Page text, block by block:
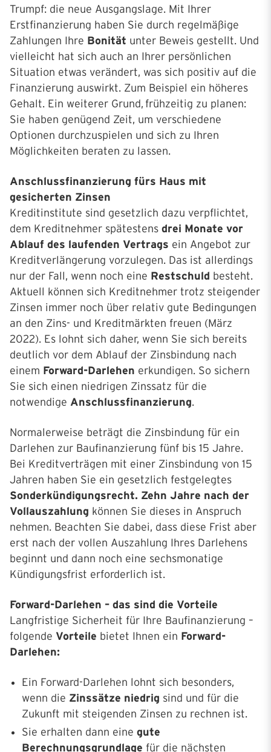
Trumpf: die neue Ausgangslage. Mit Ihrer
Erstfinanzierung haben Sie durch regelmäßige
Zahlungen Ihre Bonität unter Beweis gestellt. Und
vielleicht hat sich auch an Ihrer persönlichen
Situation etwas verändert, was sich positiv auf die
Finanzierung auswirkt. Zum Beispiel ein höheres
Gehalt. Ein weiterer Grund, frühzeitig zu planen:
Sie haben genügend Zeit, um verschiedene
Optionen durchzuspielen und sich zu Ihren
Möglichkeiten beraten zu lassen.
Anschlussfinanzierung fürs Haus mit
gesicherten Zinsen
Kreditinstitute sind gesetzlich dazu verpflichtet,
dem Kreditnehmer spätestens drei Monate vor
Ablauf des laufenden Vertrags ein Angebot zur
Kreditverlängerung vorzulegen. Das ist allerdings
nur der Fall, wenn noch eine Restschuld besteht.
Aktuell können sich Kreditnehmer trotz steigender
Zinsen immer noch über relativ gute Bedingungen
an den Zins- und Kreditmärkten freuen (März
2022). Es lohnt sich daher, wenn Sie sich bereits
deutlich vor dem Ablauf der Zinsbindung nach
einem Forward-Darlehen erkundigen. So sichern
Sie sich einen niedrigen Zinssatz für die
notwendige Anschlussfinanzierung.
Normalerweise beträgt die Zinsbindung für ein
Darlehen zur Baufinanzierung fünf bis 15 Jahre.
Bei Kreditverträgen mit einer Zinsbindung von 15
Jahren haben Sie ein gesetzlich festgelegtes
Sonderkündigungsrecht. Zehn Jahre nach der
Vollauszahlung können Sie dieses in Anspruch
nehmen. Beachten Sie dabei, dass diese Frist aber
erst nach der vollen Auszahlung Ihres Darlehens
beginnt und dann noch eine sechsmonatige
Kündigungsfrist erforderlich ist.
Forward-Darlehen – das sind die Vorteile
Langfristige Sicherheit für Ihre Baufinanzierung –
folgende Vorteile bietet Ihnen ein Forward-
Darlehen:
Ein Forward-Darlehen lohnt sich besonders,
wenn die Zinssätze niedrig sind und für die
Zukunft mit steigenden Zinsen zu rechnen ist.
Sie erhalten dann eine gute
Berechnungsgrundlage für die nächsten